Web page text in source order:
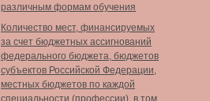
различным формам обучения
Количество мест, финансируемых
за счет бюджетных ассигнований
федерального бюджета, бюджетов
субъектов Российской Федерации,
местных бюджетов по каждой
специальности (профессии), в том